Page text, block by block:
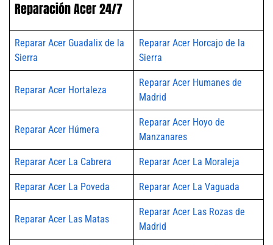
Reparación Acer 24/7
Reparar Acer Guadalix de la
Sierra
Reparar Acer Horcajo de la
Sierra
Reparar Acer Hortaleza
Reparar Acer Humanes de
Madrid
Reparar Acer Húmera
Reparar Acer Hoyo de
Manzanares
Reparar Acer La Cabrera Reparar Acer La Moraleja
Reparar Acer La Poveda Reparar Acer La Vaguada
Reparar Acer Las Matas
Reparar Acer Las Rozas de
Madrid